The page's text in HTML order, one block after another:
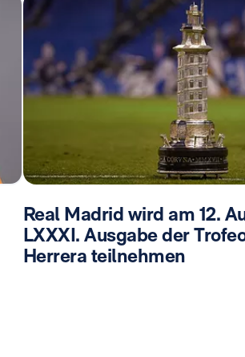
Real Madrid wird am 12.
LXXXI. Ausgabe der
Herrera teilnehmen